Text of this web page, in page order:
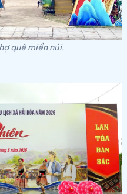
quê miền núi.